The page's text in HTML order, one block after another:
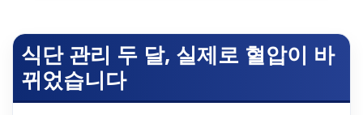
식단 관리 두 달, 실제로 혈압이 바
뀌었습니다